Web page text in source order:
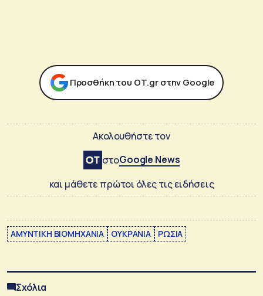
Προσθήκη του ΟΤ.gr στην Google
Ακολουθήστε τον
στοGoogle News
και μάθετε πρώτοι όλες τις ειδήσεις
ΑΜΥΝΤΙΚΗ ΒΙΟΜΗΧΑΝΙΑ ΟΥΚΡΑΝΙΑ ΡΩΣΙΑ
Σχόλια